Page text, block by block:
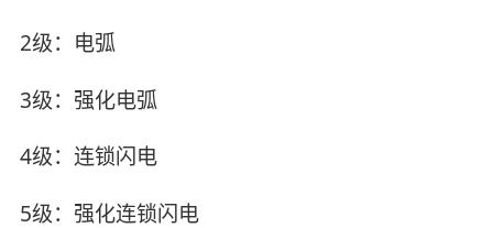
2级：电弧
3级：强化电弧
4级：连锁闪电
5级：强化连锁闪电